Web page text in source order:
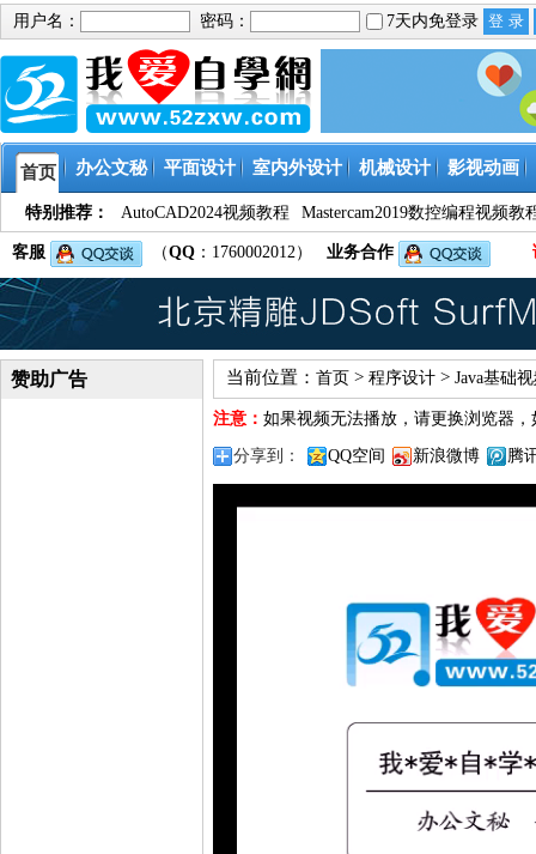
用户名： 密码： 7天内免登录
首页 办公文秘 平面设计 室内外设计 机械设计 影视动画
特别推荐： AutoCAD2024视频教程 Mastercam2019数控编程视频教
客服 （QQ ：1760002012） 业务合作
赞助广告 当前位置： 首页 > 程序设计 > Java基础
注意： 如果视频无法播放，请更换浏览器，
分享到： QQ空间 新浪微博 腾